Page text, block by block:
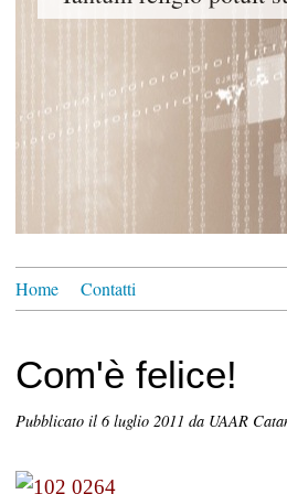
Home Contatti
Com'è felice!
Pubblicato il 6 luglio 2011 da UAAR